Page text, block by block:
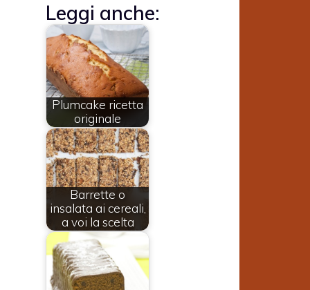
Leggi anche:
Plumcake ricetta
originale
Barrette o
insalata ai cereali,
a voi la scelta